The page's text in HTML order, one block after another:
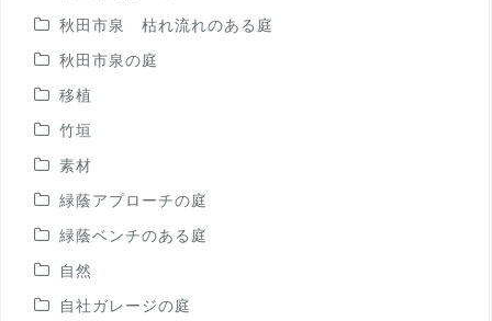
秋田市泉 枯れ流れのある庭
秋田市泉の庭
移植
竹垣
素材
緑蔭アプローチの庭
緑蔭ベンチのある庭
自然
自社ガレージの庭